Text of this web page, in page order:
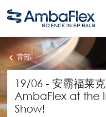
背部
19/06 - 安霸福莱
AmbaFlex at the
Show!